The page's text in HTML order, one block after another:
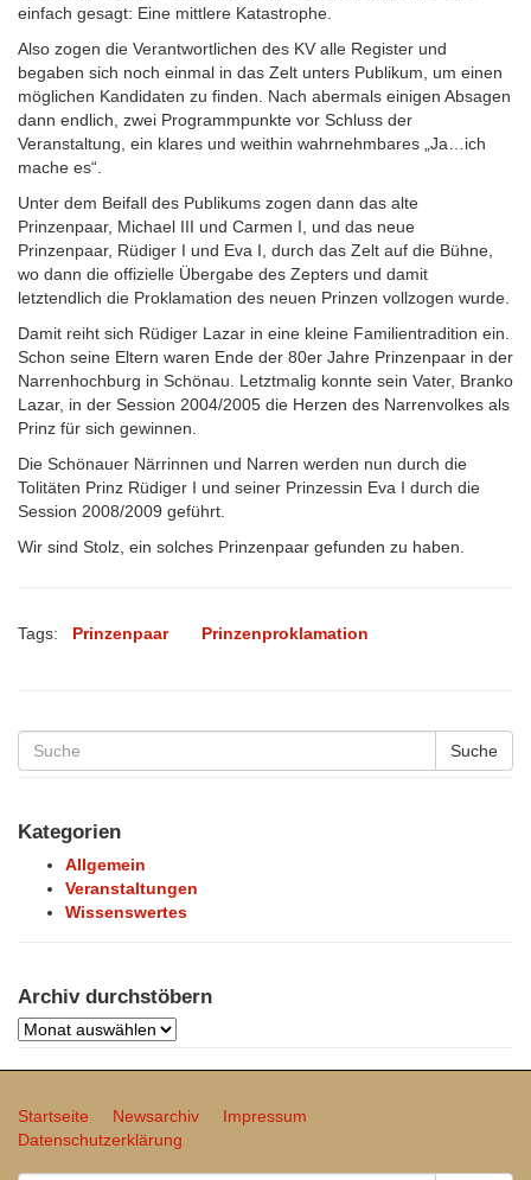
einfach gesagt: Eine mittlere Katastrophe.
Also zogen die Verantwortlichen des KV alle Register und
begaben sich noch einmal in das Zelt unters Publikum, um einen
möglichen Kandidaten zu finden. Nach abermals einigen Absagen
dann endlich, zwei Programmpunkte vor Schluss der
Veranstaltung, ein klares und weithin wahrnehmbares „Ja…ich
mache es“.
Unter dem Beifall des Publikums zogen dann das alte
Prinzenpaar, Michael III und Carmen I, und das neue
Prinzenpaar, Rüdiger I und Eva I, durch das Zelt auf die Bühne,
wo dann die offizielle Übergabe des Zepters und damit
letztendlich die Proklamation des neuen Prinzen vollzogen wurde.
Damit reiht sich Rüdiger Lazar in eine kleine Familientradition ein.
Schon seine Eltern waren Ende der 80er Jahre Prinzenpaar in der
Narrenhochburg in Schönau. Letztmalig konnte sein Vater, Branko
Lazar, in der Session 2004/2005 die Herzen des Narrenvolkes als
Prinz für sich gewinnen.
Die Schönauer Närrinnen und Narren werden nun durch die
Tolitäten Prinz Rüdiger I und seiner Prinzessin Eva I durch die
Session 2008/2009 geführt.
Wir sind Stolz, ein solches Prinzenpaar gefunden zu haben.
Tags: Prinzenpaar Prinzenproklamation
Suche
Kategorien
Allgemein
Veranstaltungen
Wissenswertes
Archiv durchstöbern
Archiv
Startseite Newsarchiv
Impressum
Datenschutzerklärung